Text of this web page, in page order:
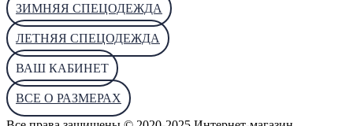
ЗИМНЯЯ СПЕЦОДЕЖДА
ЛЕТНЯЯ СПЕЦОДЕЖДА
ВАШ КАБИНЕТ
ВСЕ О РАЗМЕРАХ